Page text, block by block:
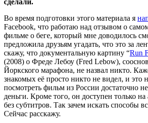
Во время подготовки этого материала я
Facebook, что работаю над отзывом о
фильме о беге, который мне доводилось
предложила друзьям угадать, что это за
скажу, что документальную картину “Run
(2008) о Фреде Лебоу (Fred Lebow),
Йоркского марафона, не назвал никто.
знакомых её просто никто не видел, и это
посмотреть фильм из России достаточно
деньги. Кроме того, он доступен только
без субтитров. Так зачем искать способы
Сейчас расскажу.